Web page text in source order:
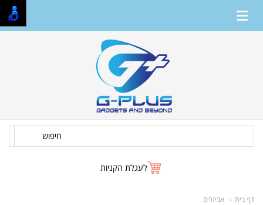
חיפוש
לעגלת הקניות
דף בית אביזרים